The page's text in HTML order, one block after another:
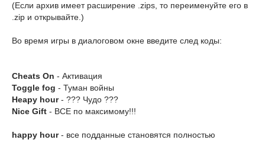
(Если архив имеет расширение .zips, то переименуйте его в
.zip и открывайте.)
Во время игры в диалоговом окне введите след коды:
Cheats On - Активация
Toggle fog - Туман войны
Heapy hour- ??? Чудо ???
Nice Gift - ВСЕ по максимому!!!
happy hour- все подданные становятся полностью